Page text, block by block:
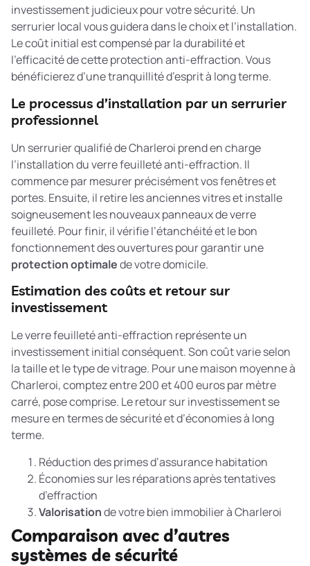
investissement judicieux pour votre sécurité. Un
serrurier local vous guidera dans le choix et l’installation.
Le coût initial est compensé par la durabilité et
l’efficacité de cette protection anti-effraction. Vous
bénéficierez d’une tranquillité d’esprit à long terme.
Le processus d’installation par un serrurier
professionnel
Un serrurier qualifié de Charleroi prend en charge
l’installation du verre feuilleté anti-effraction. Il
commence par mesurer précisément vos fenêtres et
portes. Ensuite, il retire les anciennes vitres et installe
soigneusement les nouveaux panneaux de verre
feuilleté. Pour finir, il vérifie l’étanchéité et le bon
fonctionnement des ouvertures pour garantir une
protection optimalede votre domicile.
Estimation des coûts et retour sur
investissement
Le verre feuilleté anti-effraction représente un
investissement initial conséquent. Son coût varie selon
la taille et le type de vitrage. Pour une maison moyenne à
Charleroi, comptez entre 200 et 400 euros par mètre
carré, pose comprise. Le retour sur investissement se
mesure en termes de sécurité et d’économies à long
terme.
Réduction des primes d’assurance habitation
Économies sur les réparations après tentatives
d’effraction
Valorisationde votre bien immobilier à Charleroi
Comparaison avec d’autres
systèmes de sécurité